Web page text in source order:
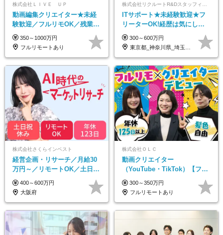
株式会社ＬＩＶＥ ＵＰ
動画編集クリエイター★未経
験歓迎／フルリモOK／残業な
し／年間休日125日／髪・服・
ネイル自由／研修充実で安心
350～1000万円
フルリモートあり
ITサポート★未経験歓迎★フ
リーターOK!経歴は気にしな
くて大丈夫★超大手リクルー
トグループの正社員/sg
300～600万円
東京都_神奈川県_埼玉県_千葉県_大阪府…
株式会社さくらインベスト
経営企画・リサーチ／月給30
万円～／リモートOK／土日祝
休み／生成AIを活用できる方
歓迎
400～600万円
大阪府
株式会社ＯＬＣ
動画クリエイター
（YouTube・TikTok）【フレ
ックス/フルリモ】未経験OK
｜Web研修1年間｜副業OK
300～350万円
フルリモートあり